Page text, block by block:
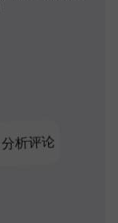
分析评论